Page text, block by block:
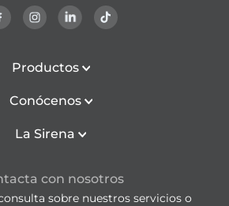
Productos
Conócenos
La Sirena
con nosotros
sobre nuestros servicios o